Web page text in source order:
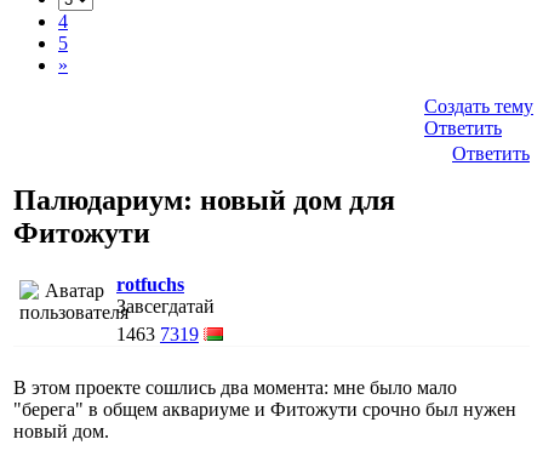
4
5
»
Создать тему
Ответить
Ответить
Палюдариум: новый дом для
Фитожути
rotfuchs
Завсегдатай
1463 7319
В этом проекте сошлись два момента: мне было мало
"берега" в общем аквариуме и Фитожути срочно был нужен
новый дом.